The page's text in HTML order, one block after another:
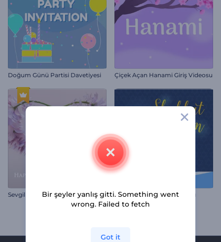
Doğum Günü Partisi Davetiyesi Çiçek Açan Hanami Giriş Videosu
S
evgililer Günü Çiçekli Giriş Videosu Şabat Şalom Animasyonları
Bir şeyler yanlış gitti. Something went
wrong. Failed to fetch
Got it